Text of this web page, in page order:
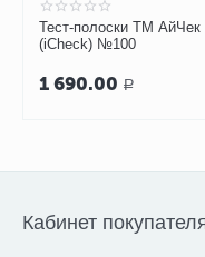
стерилизоваться после
Тест-полоски ТМ АйЧек
(iCheck) №100
1 690.00 Р
Кабинет